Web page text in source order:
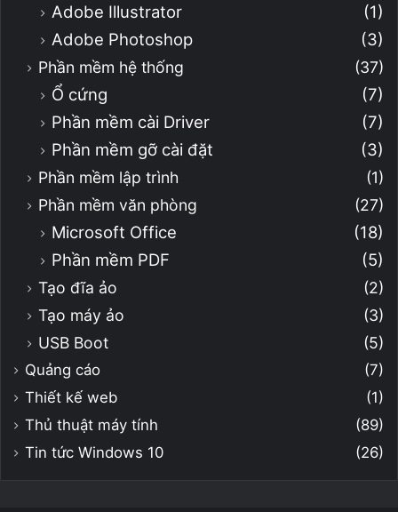
Adobe Illustrator
(1)
Adobe Photoshop
(3)
Phần mềm hệ thống (37)
Ổ cứng
(7)
Phần mềm cài Driver
(7)
Phần mềm gỡ cài đặt
(3)
Phần mềm lập trình
(1)
Phần mềm văn phòng
(27)
Microsoft Office
(18)
Phần mềm PDF
(5)
Tạo đĩa ảo
(2)
Tạo máy ảo
(3)
USB Boot
(5)
Quảng cáo
(7)
Thiết kế web
(1)
Thủ thuật máy tính
(89)
Tin tức Windows 10
(26)